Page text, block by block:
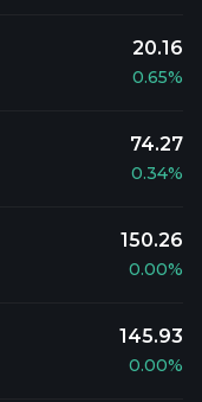
20.16
0.65%
74.27
0.34%
150.26
0.00%
145.93
0.00%